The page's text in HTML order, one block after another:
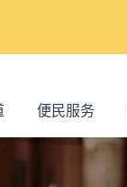
便民服务